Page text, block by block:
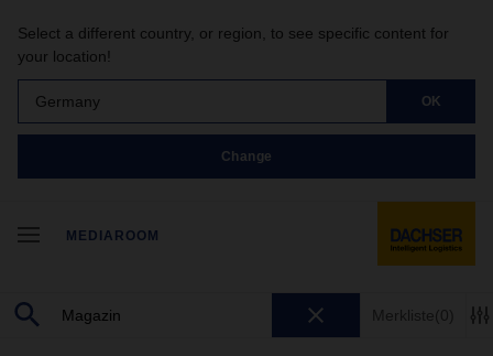
Select a different country, or region, to see specific content for
your location!
Germany OK
Change
MEDIAROOM
Merkliste(0)